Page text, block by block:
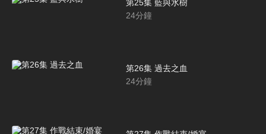
第25集 藍與水樹
24分鐘
第26集 過去之血
24分鐘